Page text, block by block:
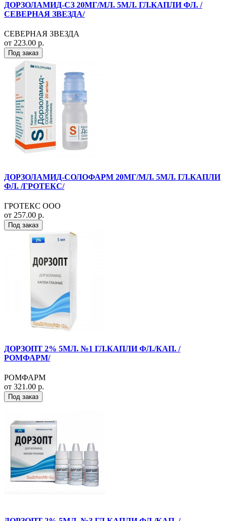
ДОРЗОЛАМИД-СЗ 20МГ/МЛ. 5МЛ. ГЛ.КАПЛИ ФЛ. /
СЕВЕРНАЯ ЗВЕЗДА/
СЕВЕРНАЯ ЗВЕЗДА
от 223.00 р.
Под заказ
ДОРЗОЛАМИД-СОЛОФАРМ 20МГ/МЛ. 5МЛ. ГЛ.КАПЛИ
ФЛ. /ГРОТЕКС/
ГРОТЕКС ООО
от 257.00 р.
Под заказ
ДОРЗОПТ 2% 5МЛ. №1 ГЛ.КАПЛИ ФЛ./КАП. /
РОМФАРМ/
РОМФАРМ
от 321.00 р.
Под заказ